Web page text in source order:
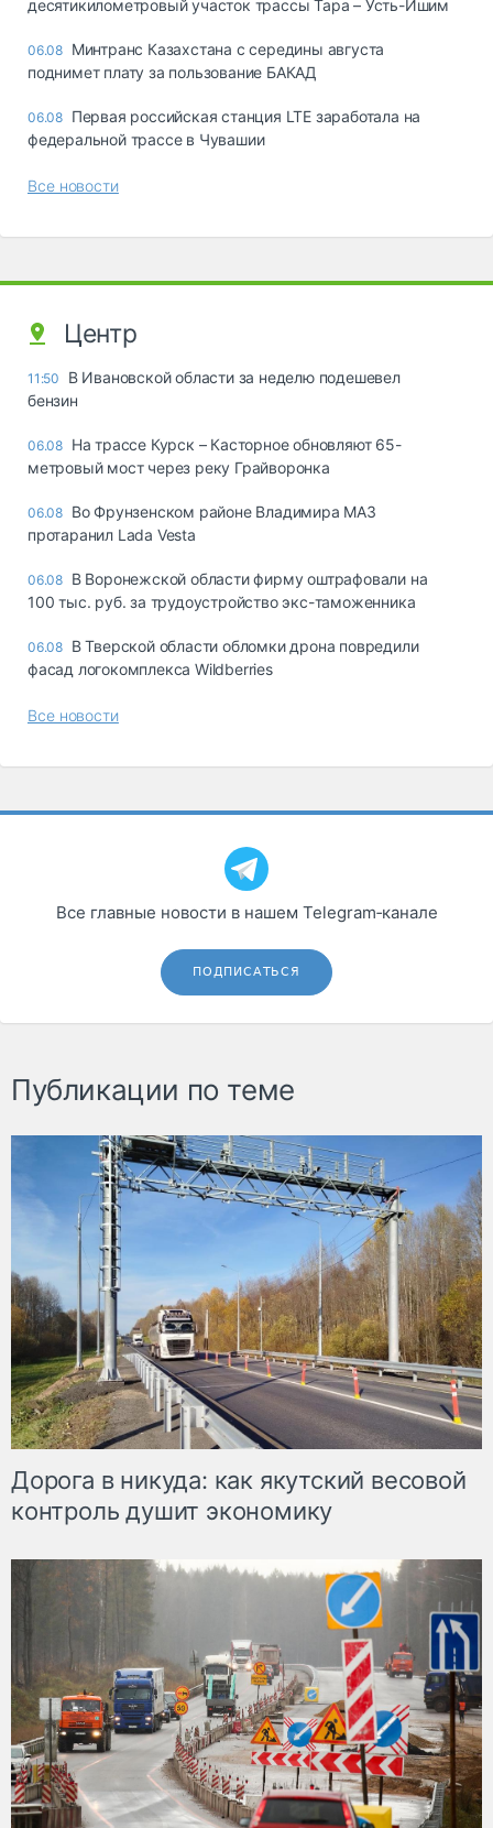
десятикилометровый участок трассы Тара – Усть-Ишим
06.08 Минтранс Казахстана с середины августа
поднимет плату за пользование БАКАД
06.08 Первая российская станция LTE заработала на
федеральной трассе в Чувашии
Все новости
Центр
11:50
В Ивановской области за неделю подешевел
бензин
06.08 На трассе Курск – Касторное обновляют 65-
метровый мост через реку Грайворонка
06.08 Во Фрунзенском районе Владимира МАЗ
протаранил Lada Vesta
06.08 В Воронежской области фирму оштрафовали на
100 тыс. руб. за трудоустройство экс-таможенника
06.08 В Тверской области обломки дрона повредили
фасад логокомплекса Wildberries
Все новости
Все главные новости в нашем Telegram‑канале
ПОДПИСАТЬСЯ
Публикации по теме
Дорога в никуда: как якутский весовой
контроль душит экономику